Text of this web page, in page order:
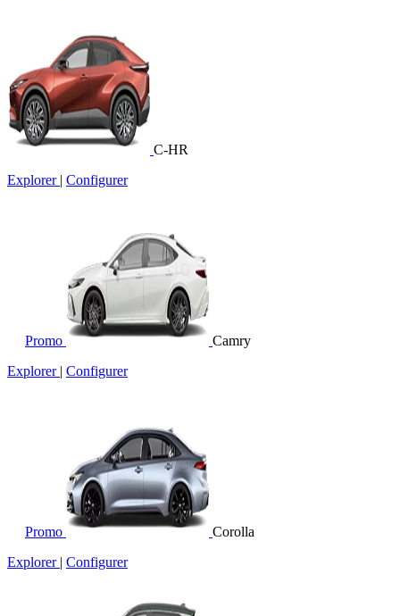
C-HR
Explorer | Configurer
Promo
Camry
Explorer | Configurer
Promo
Corolla
Explorer | Configurer